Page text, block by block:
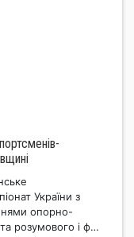
України з
опорно-
розумового і ф…